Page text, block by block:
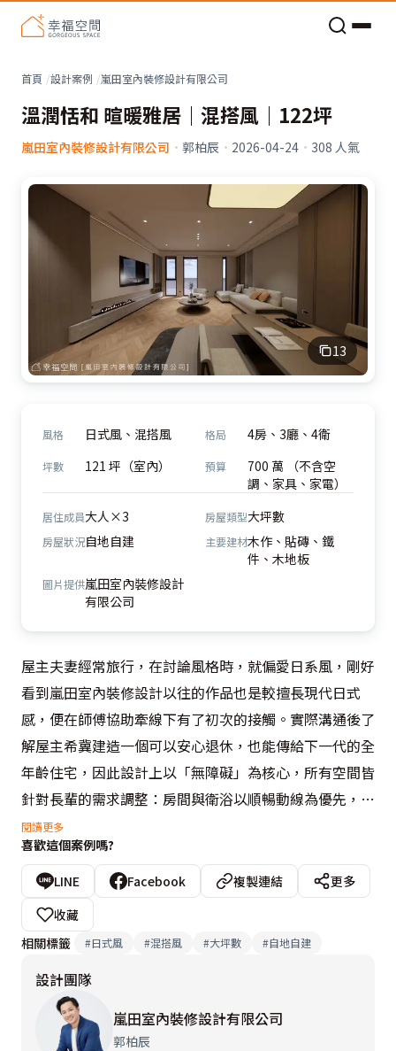
首頁 設計案例 嵐田室內裝修設計有限公司
溫潤恬和 暄暖雅居｜混搭風｜122坪
嵐田室內裝修設計有限公司 · 郭柏辰 · 2026-04-24 · 308 人氣
13
風格 日式風、混搭風 格局 4房、3廳、4衛
坪數 121 坪（室內） 預算
700 萬 （不含空
調、家具、家電）
居住成員大人×3 房屋類型大坪數
房屋狀況自地自建 主要建材木作、貼磚、鐵
件、木地板
圖片提供嵐田室內裝修設計
有限公司
屋主夫妻經常旅行，在討論風格時，就偏愛日系風，剛好
看到嵐田室內裝修設計以往的作品也是較擅長現代日式
感，便在師傅協助牽線下有了初次的接觸。實際溝通後了
解屋主希冀建造一個可以安心退休，也能傳給下一代的全
年齡住宅，因此設計上以「無障礙」為核心，所有空間皆
針對長輩的需求調整：房間與衛浴以順暢動線為優先，牆
面轉角皆採圓弧收邊，避免碰撞與危險。風格上則以暖色
系與木紋材質鋪陳，營造溫潤、安心的氛圍。
此外，也實踐「友善健康」理念，帶入綠裝修概念，讓每
一個家人都擁有安全感與歸屬感；而私人居所則著重於放
後盾。
設計概念文字為【嵐田室內裝修設計有限公司】提供
閱讀更多
喜歡這個案例嗎?
LINE Facebook 複製連結
更多
收藏
相關標籤
#日式風 #混搭風 #大坪數 #自地自建
設計團隊
嵐田室內裝修設計有限公司
郭柏辰